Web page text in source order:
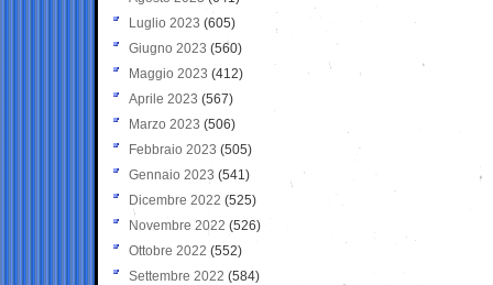
Luglio 2023 (605)
Giugno 2023 (560)
Maggio 2023 (412)
Aprile 2023 (567)
Marzo 2023 (506)
Febbraio 2023 (505)
Gennaio 2023 (541)
Dicembre 2022 (525)
Novembre 2022 (526)
Ottobre 2022 (552)
Settembre 2022 (584)